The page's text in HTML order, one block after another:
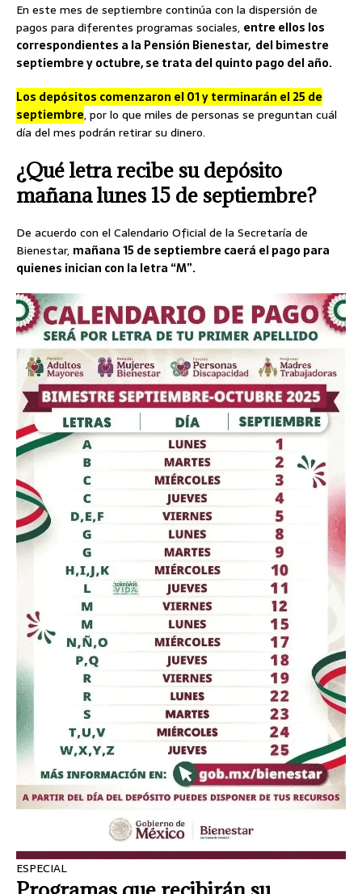
En este mes de septiembre continúa con la dispersión de
pagos para diferentes programas sociales, entre ellos los
correspondientes a la Pensión Bienestar, del bimestre
septiembre y octubre, se trata del quinto pago del año.
Los depósitos comenzaron el 01 y terminarán el 25 de
septiembre, por lo que miles de personas se preguntan cuál
día del mes podrán retirar su dinero.
¿Qué letra recibe su depósito
mañana lunes 15 de septiembre?
De acuerdo con el Calendario Oficial de la Secretaría de
Bienestar, mañana 15 de septiembre caerá el pago para
quienes inician con la letra “M”.
ESPECIAL